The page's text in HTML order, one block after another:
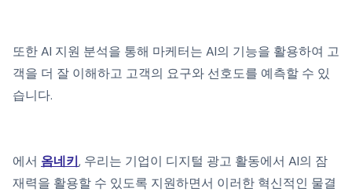
또한 AI 지원 분석을 통해 마케터는 AI의 기능을 활용하여 고
객을 더 잘 이해하고 고객의 요구와 선호도를 예측할 수 있
습니다.
에서 옴네키, 우리는 기업이 디지털 광고 활동에서 AI의 잠
재력을 활용할 수 있도록 지원하면서 이러한 혁신적인 물결